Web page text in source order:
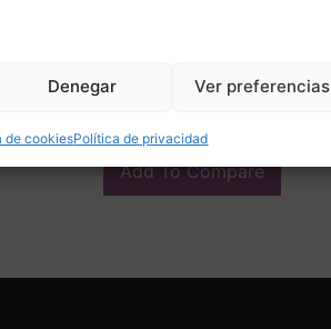
Denegar Ver preferencias
de cookiesPolítica de privacidad
Add To Compare